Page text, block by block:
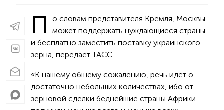
П
о словам представителя Кремля, Москвы
может поддержать нуждающиеся страны
и бесплатно заместить поставку украинского
зерна, передаёт ТАСС.
«К нашему общему сожалению, речь идёт о
достаточно небольших количествах, ибо от
зерновой сделки беднейшие страны Африки